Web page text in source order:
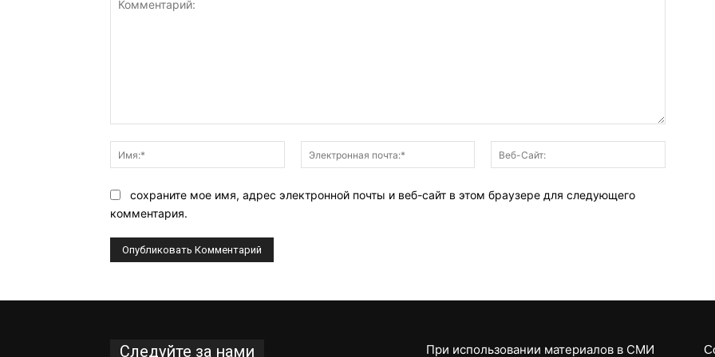
Имя:*
Электронная
почта:*
Сайт:
сохраните мое имя, адрес электронной почты и веб-сайт в этом браузере для следующего
комментария.
Следуйте за нами При использовании материалов в СМИ